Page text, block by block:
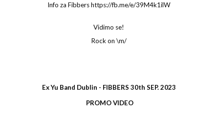
Info za Fibbers https://fb.me/e/39M4k1ilW
Vidimo se!
Rock on \m/
Ex Yu Band Dublin - FIBBERS 30th SEP. 2023
PROMO VIDEO